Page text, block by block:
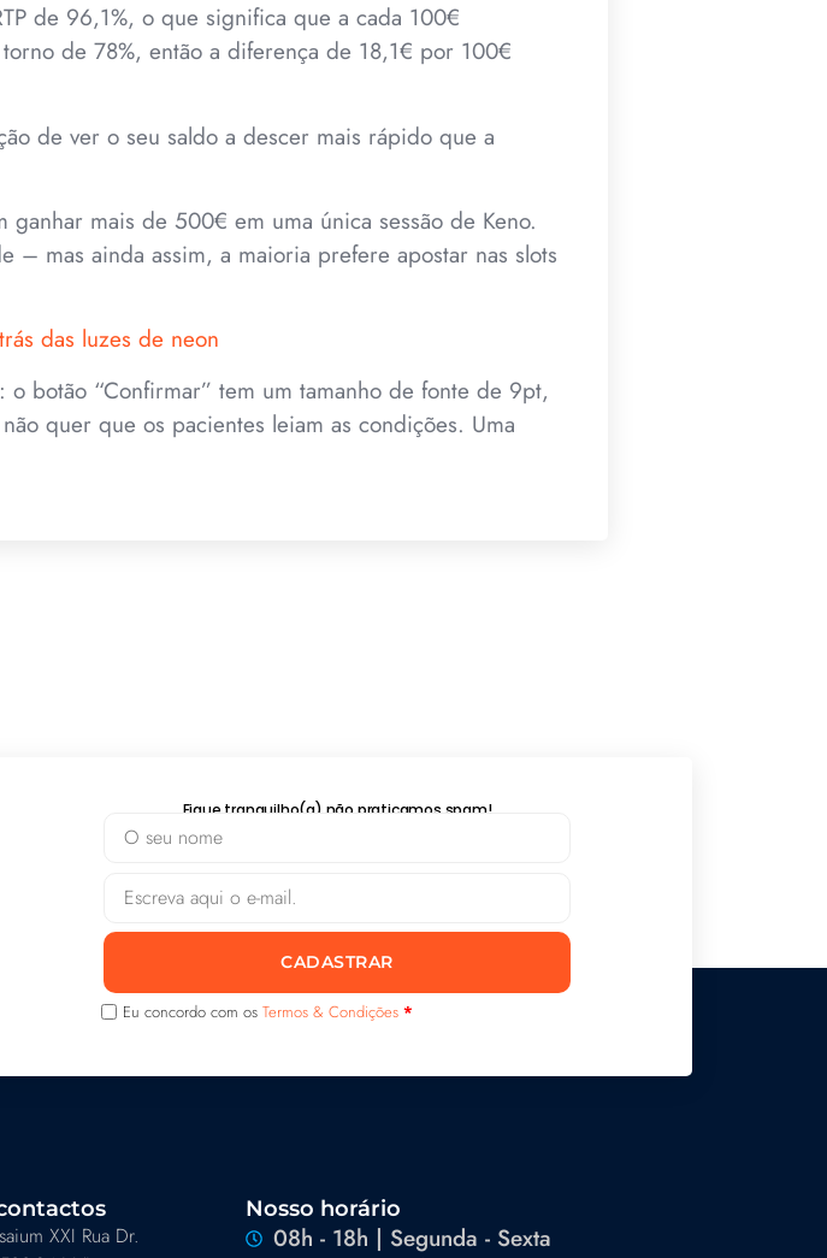
de 96,1%, o que significa que a cada 100€
de 78%, então a diferença de 18,1€ por 100€
de ver o seu saldo a descer mais rápido que a
mais de 500€ em uma única sessão de Keno.
– mas ainda assim, a maioria prefere apostar nas slots
das luzes de neon
botão “Confirmar” tem um tamanho de fonte de 9pt,
quer que os pacientes leiam as condições. Uma
Fique tranquilho(a) não praticamos spam!
CADASTRAR
Eu concordo com os Termos & Condições *
XXI Rua Dr.
Nosso horário
08h - 18h | Segunda - Sexta